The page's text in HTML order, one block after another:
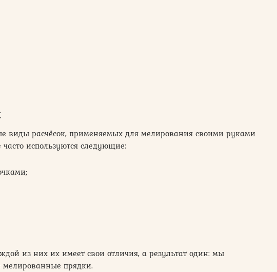
виды расчёсок, применяемых для мелирования своими руками
используются следующие:
из них их имеет свои отличия, а результат один: мы
прядки.